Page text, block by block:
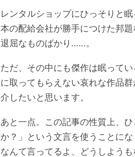
レンタルショップにひっそりと
本の配給会社が勝手につけた邦
退屈なものばかり……。
ただ、その中にも傑作は眠って
に取ってもらえない哀れな作品
介したいと思います。
あと一点。この記事の性質上、
か？」という文言を使うことに
なんて言ってるよ、どうしよう